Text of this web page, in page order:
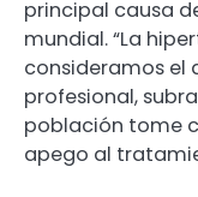
principal causa
mundial. “La
consideramos el
profesional,
población tome
apego al